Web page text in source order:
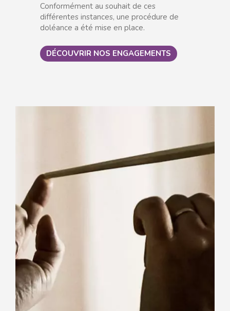
Conformément au souhait de ces
différentes instances, une procédure de
doléance a été mise en place.
DÉCOUVRIR NOS ENGAGEMENTS